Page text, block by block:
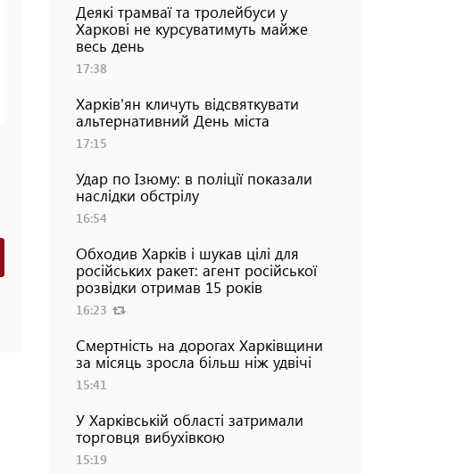
Деякі трамваї та тролейбуси у
Харкові не курсуватимуть майже
весь день
17:38
Харків'ян кличуть відсвяткувати
альтернативний День міста
17:15
Удар по Ізюму: в поліції показали
наслідки обстрілу
16:54
Обходив Харків і шукав цілі для
російських ракет: агент російської
розвідки отримав 15 років
16:23
Смертність на дорогах Харківщини
за місяць зросла більш ніж удвічі
15:41
У Харківській області затримали
торговця вибухівкою
15:19